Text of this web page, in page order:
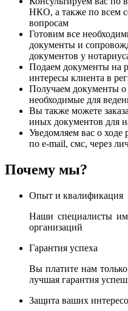
НКО, а также по всем
вопросам
Готовим все
документы и
документов у
Подаем документы на
интересы клиента в
Получаем документы
необходимые для
Вы также можете
иных документов для
Уведомляем вас о
по e-mail, смс, через
Почему мы?
Опыт и квалификация
Наши специалисты
организаций
Гарантия успеха
Вы платите нам
лучшая гарантия
Защита ваших